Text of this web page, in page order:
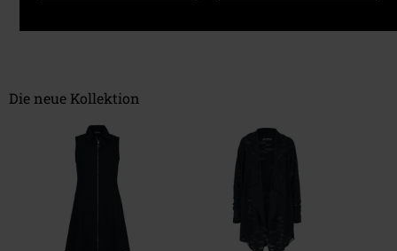
Die neue Kollektion